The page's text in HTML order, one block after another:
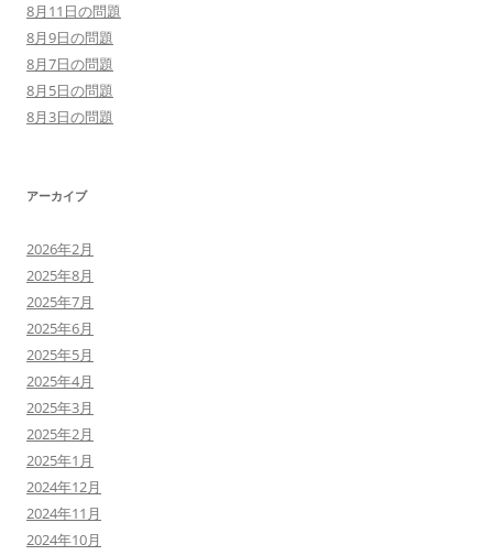
8月11日の問題
8月9日の問題
8月7日の問題
8月5日の問題
8月3日の問題
アーカイブ
2026年2月
2025年8月
2025年7月
2025年6月
2025年5月
2025年4月
2025年3月
2025年2月
2025年1月
2024年12月
2024年11月
2024年10月